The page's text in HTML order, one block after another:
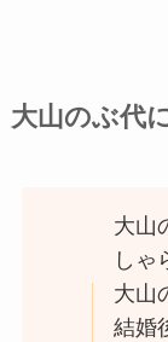
大山のぶ代
大山
しゃ
大山
結婚